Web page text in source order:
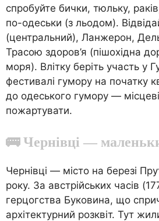
спробуйте бички, тюльку,
по-одеськи (з льодом).
(центральний), Ланжерон,
Трасою здоров’я (пішохідна
моря). Влітку беріть участь у
фестивалі гумору на початку
до одеського гумору —
пожартувати.
🚌 Чернівці —
Чернівці — місто на березі
року. За австрійських часів
герцогства Буковина, що
архітектурний розквіт. Тут